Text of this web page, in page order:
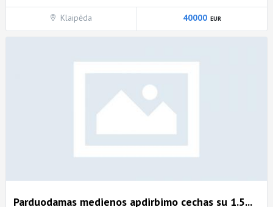
Klaipėda 40000
Parduodamas medienos apdirbimo cechas su 1.5...